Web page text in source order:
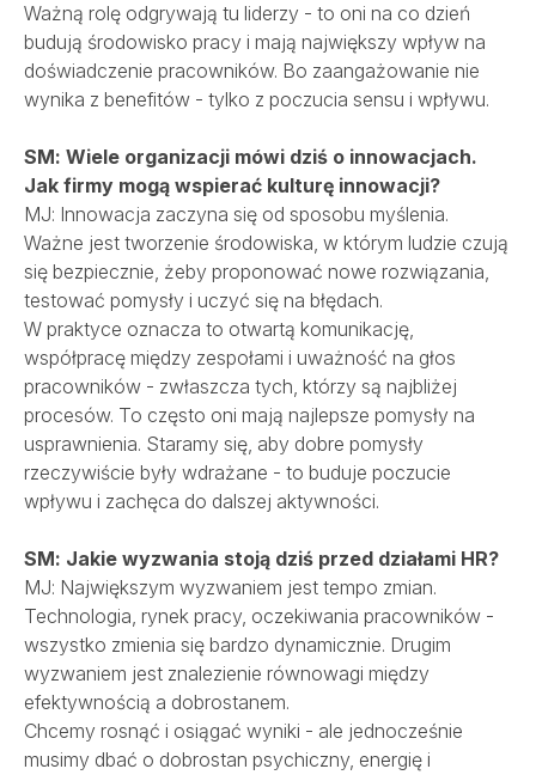
Ważną rolę odgrywają tu liderzy - to oni na co dzień
budują środowisko pracy i mają największy wpływ na
doświadczenie pracowników. Bo zaangażowanie nie
wynika z benefitów - tylko z poczucia sensu i wpływu.
SM: Wiele organizacji mówi dziś o innowacjach.
Jak firmy mogą wspierać kulturę innowacji?
MJ: Innowacja zaczyna się od sposobu myślenia.
Ważne jest tworzenie środowiska, w którym ludzie czują
się bezpiecznie, żeby proponować nowe rozwiązania,
testować pomysły i uczyć się na błędach.
W praktyce oznacza to otwartą komunikację,
współpracę między zespołami i uważność na głos
pracowników - zwłaszcza tych, którzy są najbliżej
procesów. To często oni mają najlepsze pomysły na
usprawnienia. Staramy się, aby dobre pomysły
rzeczywiście były wdrażane - to buduje poczucie
wpływu i zachęca do dalszej aktywności.
SM: Jakie wyzwania stoją dziś przed działami HR?
MJ: Największym wyzwaniem jest tempo zmian.
Technologia, rynek pracy, oczekiwania pracowników -
wszystko zmienia się bardzo dynamicznie. Drugim
wyzwaniem jest znalezienie równowagi między
efektywnością a dobrostanem.
Chcemy rosnąć i osiągać wyniki - ale jednocześnie
musimy dbać o dobrostan psychiczny, energię i